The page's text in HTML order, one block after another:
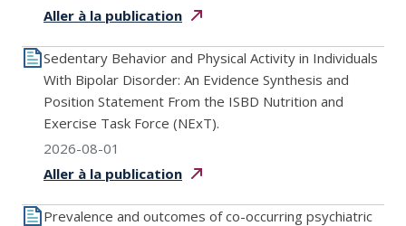
Aller à la publication
Sedentary Behavior and Physical Activity in Individuals
With Bipolar Disorder: An Evidence Synthesis and
Position Statement From the ISBD Nutrition and
Exercise Task Force (NExT).
2026-08-01
Aller à la publication
Prevalence and outcomes of co-occurring psychiatric